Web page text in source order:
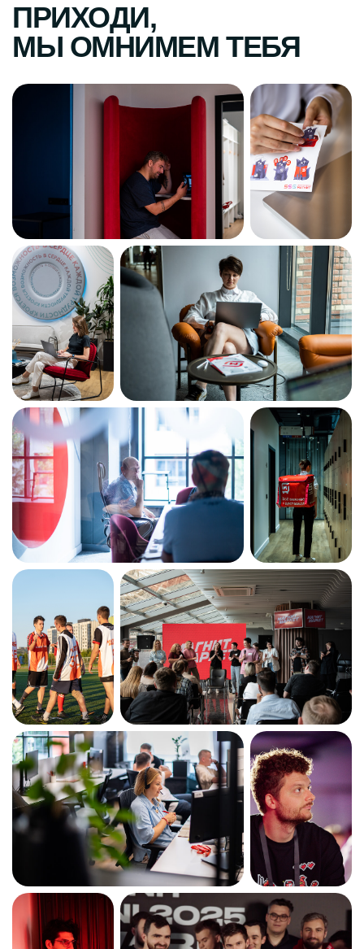
ПРИХОДИ,
МЫ ОМНИМЕМ ТЕБЯ